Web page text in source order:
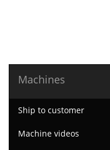
Machines
Ship to customer
Machine videos